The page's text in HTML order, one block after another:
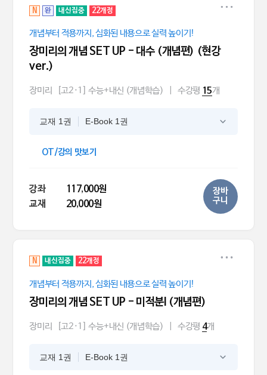
N 완 내신집중 22개정
개념부터 적용까지, 심화된 내용으로 실력 높이기!
장미리의 개념 SET UP - 대수 (개념편) (현강
ver.)
장미리 [고2·1] 수능+내신 (개념학습) 수강평 15개
교재 1권 E-Book 1권
OT/강의 맛보기
강좌
117,000원
교재
20,000원
장바
구니
N 내신집중 22개정
개념부터 적용까지, 심화된 내용으로 실력 높이기!
장미리의 개념 SET UP - 미적분l (개념편)
장미리 [고2·1] 수능+내신 (개념학습) 수강평 4개
교재 1권 E-Book 1권